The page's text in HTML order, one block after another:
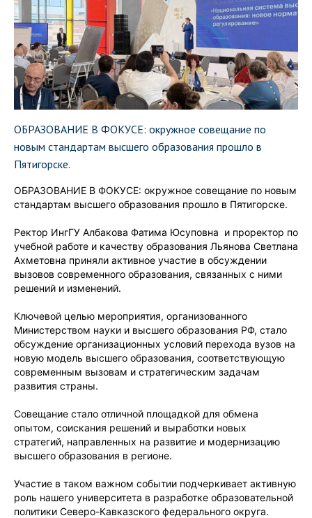
ОБРАЗОВАНИЕ В ФОКУСЕ: окружное совещание по
новым стандартам высшего образования прошло в
Пятигорске.
ОБРАЗОВАНИЕ В ФОКУСЕ: окружное совещание по новым
стандартам высшего образования прошло в Пятигорске.
Ректор ИнгГУ Албакова Фатима Юсуповна и проректор по
учебной работе и качеству образования Льянова Светлана
Ахметовна приняли активное участие в обсуждении
вызовов современного образования, связанных с ними
решений и изменений.
Ключевой целью мероприятия, организованного
Министерством науки и высшего образования РФ, стало
обсуждение организационных условий перехода вузов на
новую модель высшего образования, соответствующую
современным вызовам и стратегическим задачам
развития страны.
Совещание стало отличной площадкой для обмена
опытом, соискания решений и выработки новых
стратегий, направленных на развитие и модернизацию
высшего образования в регионе.
Участие в таком важном событии подчеркивает активную
роль нашего университета в разработке образовательной
политики Северо-Кавказского федерального округа.